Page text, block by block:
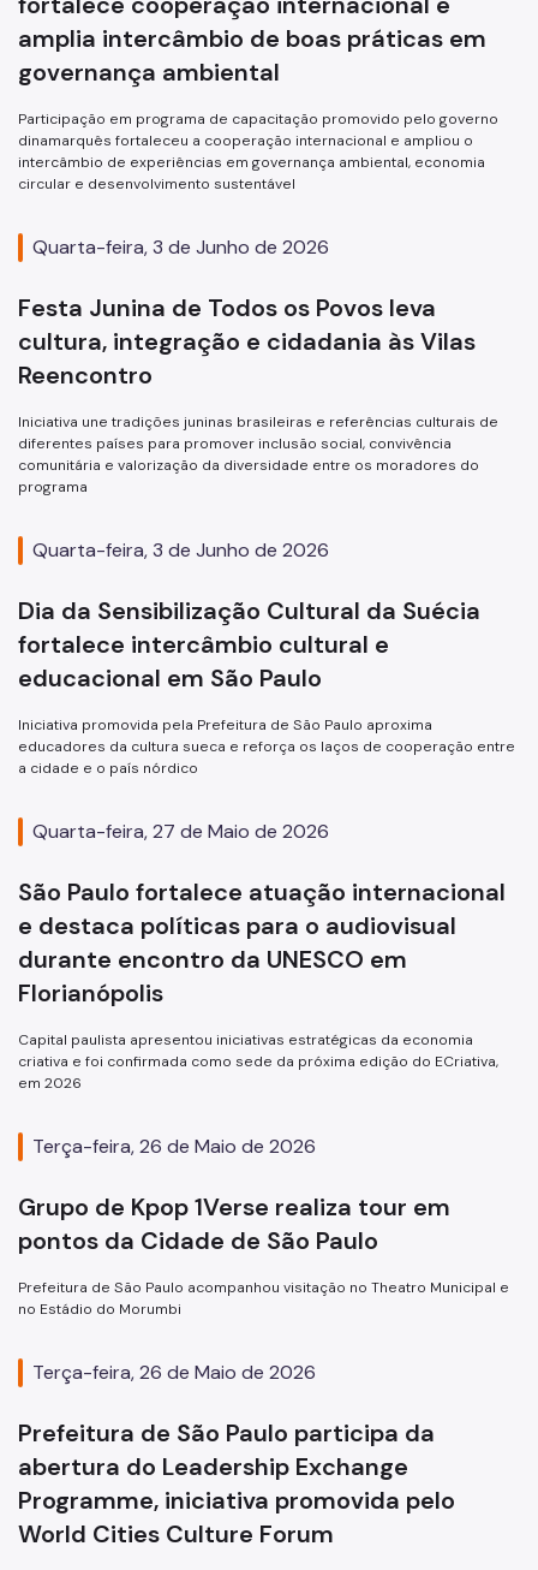
amplia intercâmbio de boas práticas em
governança ambiental
Participação em programa de capacitação promovido pelo governo
dinamarquês fortaleceu a cooperação internacional e ampliou o
intercâmbio de experiências em governança ambiental, economia
circular e desenvolvimento sustentável
Quarta-feira, 3 de Junho de 2026
Festa Junina de Todos os Povos leva
cultura, integração e cidadania às Vilas
Reencontro
Iniciativa une tradições juninas brasileiras e referências culturais de
diferentes países para promover inclusão social, convivência
comunitária e valorização da diversidade entre os moradores do
programa
Quarta-feira, 3 de Junho de 2026
Dia da Sensibilização Cultural da Suécia
fortalece intercâmbio cultural e
educacional em São Paulo
Iniciativa promovida pela Prefeitura de São Paulo aproxima
educadores da cultura sueca e reforça os laços de cooperação entre
a cidade e o país nórdico
Quarta-feira, 27 de Maio de 2026
São Paulo fortalece atuação internacional
e destaca políticas para o audiovisual
durante encontro da UNESCO em
Florianópolis
Capital paulista apresentou iniciativas estratégicas da economia
criativa e foi confirmada como sede da próxima edição do ECriativa,
em 2026
Terça-feira, 26 de Maio de 2026
Grupo de Kpop 1Verse realiza tour em
pontos da Cidade de São Paulo
Prefeitura de São Paulo acompanhou visitação no Theatro Municipal e
no Estádio do Morumbi
Terça-feira, 26 de Maio de 2026
Prefeitura de São Paulo participa da
abertura do Leadership Exchange
Programme, iniciativa promovida pelo
World Cities Culture Forum